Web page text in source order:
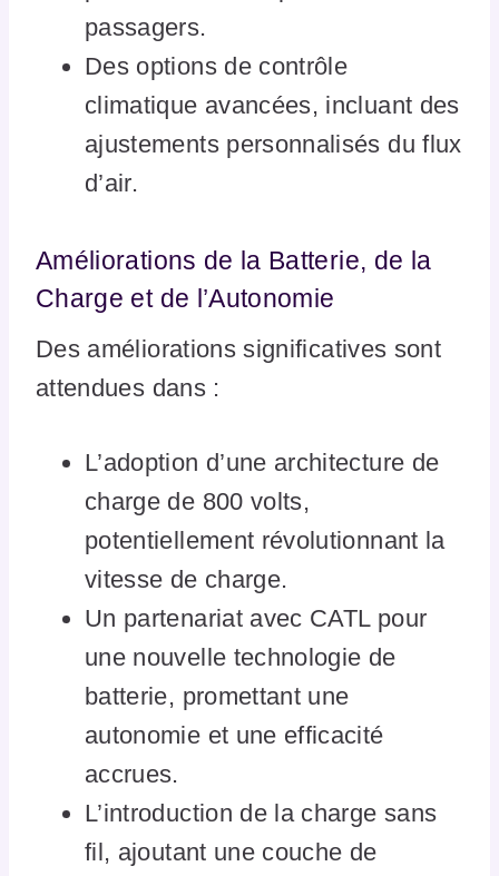
passagers.
Des options de contrôle
climatique avancées, incluant des
ajustements personnalisés du flux
d’air.
Améliorations de la Batterie, de la
Charge et de l’Autonomie
Des améliorations significatives sont
attendues dans :
L’adoption d’une architecture de
charge de 800 volts,
potentiellement révolutionnant la
vitesse de charge.
Un partenariat avec CATL pour
une nouvelle technologie de
batterie, promettant une
autonomie et une efficacité
accrues.
L’introduction de la charge sans
fil, ajoutant une couche de